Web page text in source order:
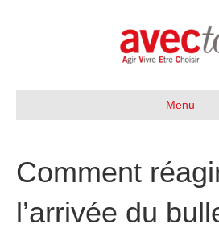
Menu
Comment
l’arrivée du